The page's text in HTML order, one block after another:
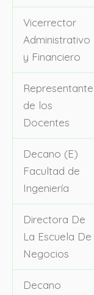
Vicerrector
Administrativo
y Financiero
Representante
de los
Docentes
Decano (E)
Facultad de
Ingeniería
Directora De
La Escuela De
Negocios
Decano